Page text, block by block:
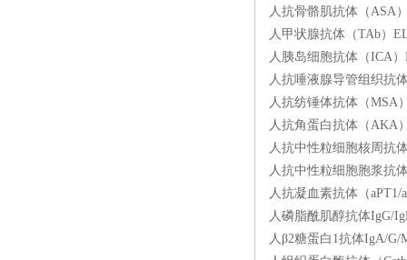
人抗骨骼肌抗体（ASA
人甲状腺抗体（TAb）
人胰岛细胞抗体（ICA
人抗唾液腺导管组织抗
人抗纺锤体抗体（MSA
人抗角蛋白抗体（AKA
人抗中性粒细胞核周抗
人抗中性粒细胞胞浆抗
人抗凝血素抗体（
人磷脂酰肌醇抗体IgG/
人β2糖蛋白1抗体IgA/